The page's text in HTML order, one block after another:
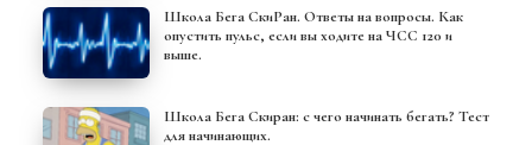
Школа Бега СкиРан. Ответы на вопросы. Как
опустить пульс, если вы ходите на ЧСС 120 и
выше.
Школа Бега Скиран: с чего начинать бегать? Тест
для начинающих.